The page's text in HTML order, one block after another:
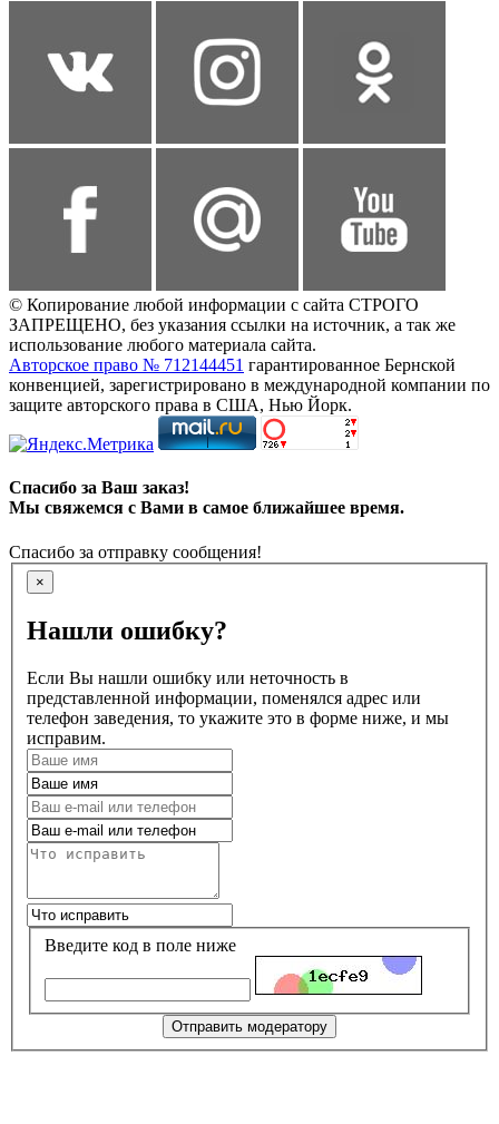
© Копирование любой информации с сайта СТРОГО
ЗАПРЕЩЕНО, без указания ссылки на источник, а так же
использование любого материала сайта.
Авторское право № 712144451 гарантированное Бернской
конвенцией, зарегистрировано в международной компании по
защите авторского права в США, Нью Йорк.
Спасибо за Ваш заказ!
Мы свяжемся с Вами в самое ближайшее время.
Спасибо за отправку сообщения!
×
Нашли ошибку?
Если Вы нашли ошибку или неточность в
представленной информации, поменялся адрес или
телефон заведения, то укажите это в форме ниже, и мы
исправим.
Введите код в поле ниже
Отправить модератору